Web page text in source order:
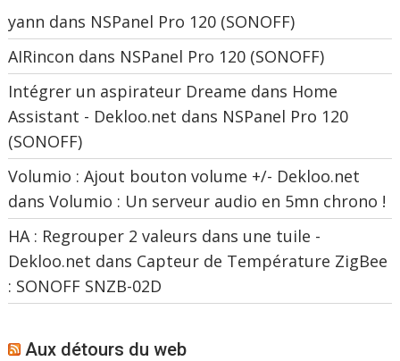
yann dans NSPanel Pro 120 (SONOFF)
AIRincon dans NSPanel Pro 120 (SONOFF)
Intégrer un aspirateur Dreame dans Home
Assistant - Dekloo.net dans NSPanel Pro 120
(SONOFF)
Volumio : Ajout bouton volume +/- Dekloo.net
dansVolumio : Un serveur audio en 5mn chrono !
HA : Regrouper 2 valeurs dans une tuile -
Dekloo.net dans Capteur de Température ZigBee
: SONOFF SNZB-02D
Aux détours du web